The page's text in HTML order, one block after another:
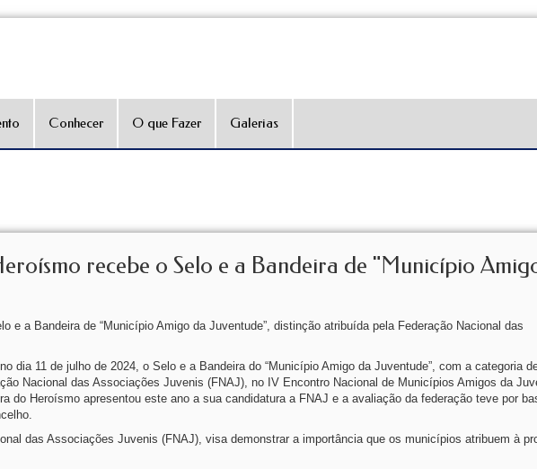
Conhecer O que Fazer Galerias
recebe o Selo e a Bandeira de "Município
e a Bandeira de “Município Amigo da Juventude”, distinção atribuída pela Federação Nacional das
dia 11 de julho de 2024, o Selo e a Bandeira do “Município Amigo da Juventude”, com a categoria
Nacional das Associações Juvenis (FNAJ), no IV Encontro Nacional de Municípios Amigos da
do Heroísmo apresentou este ano a sua candidatura a FNAJ e a avaliação da federação teve por
das Associações Juvenis (FNAJ), visa demonstrar a importância que os municípios atribuem à